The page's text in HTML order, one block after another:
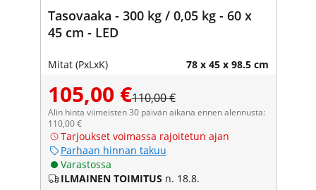
Tasovaaka - 300 kg / 0,05 kg - 60 x
45 cm - LED
Mitat (PxLxK) 78 x 45 x 98.5 cm
105,00 €110,00 €
Alin hinta viimeisten 30 päivän aikana ennen alennusta:
110,00 €
Tarjoukset voimassa rajoitetun ajan
Parhaan hinnan takuu
Varastossa
ILMAINEN TOIMITUS n. 18.8.